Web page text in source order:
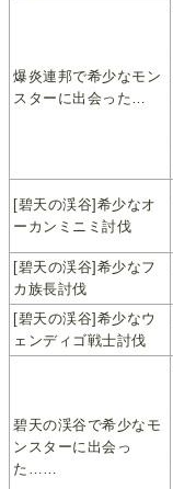
爆炎連邦で希少なモン
スターに出会った…
[碧天の渓谷]希少なオ
ーカンミニミ討伐
[碧天の渓谷]希少なフ
カ族長討伐
[碧天の渓谷]希少なウ
ェンディゴ戦士討伐
碧天の渓谷で希少なモ
ンスターに出会っ
た……